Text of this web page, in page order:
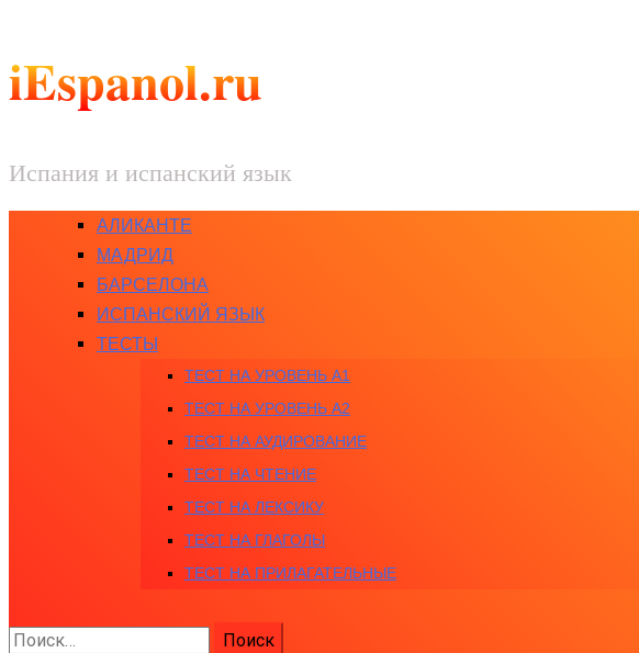
iEspanol.ru
Испания и испанский язык
АЛИКАНТЕ
МАДРИД
БАРСЕЛОНА
ИСПАНСКИЙ ЯЗЫК
ТЕСТЫ
ТЕСТ НА УРОВЕНЬ A1
ТЕСТ НА УРОВЕНЬ A2
ТЕСТ НА АУДИРОВАНИЕ
ТЕСТ НА ЧТЕНИЕ
ТЕСТ НА ЛЕКСИКУ
ТЕСТ НА ГЛАГОЛЫ
ТЕСТ НА ПРИЛАГАТЕЛЬНЫЕ
Найти: